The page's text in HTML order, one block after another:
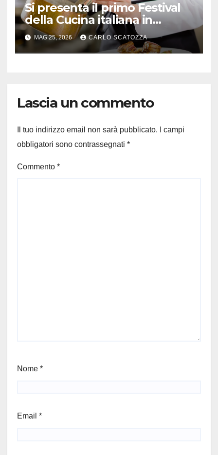
Si presenta il primo Festival
della Cucina italiana in
Svizzera
MAG 25, 2026 CARLO SCATOZZA
Lascia un commento
Il tuo indirizzo email non sarà pubblicato.
I campi
obbligatori sono contrassegnati *
Commento *
Nome *
Email *